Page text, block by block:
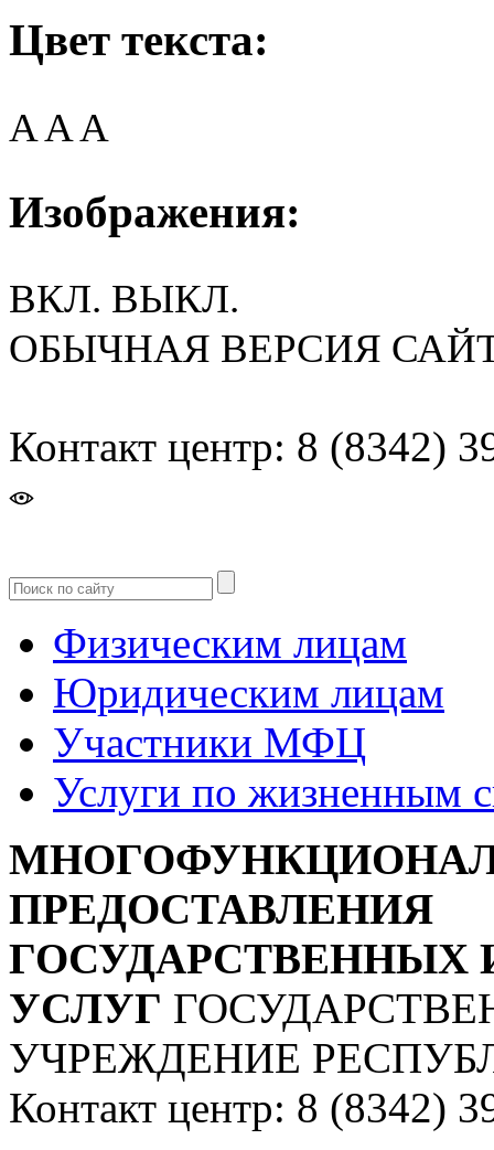
Цвет текста:
AAA
Изображения:
ВКЛ. ВЫКЛ.
ОБЫЧНАЯ ВЕРСИЯ
Контакт центр: 8 (8342)
Физическим лицам
Юридическим лицам
Участники МФЦ
Услуги по жизненным
ПРЕДОСТАВЛЕНИЯ
УСЛУГ
УЧРЕЖДЕНИЕ
Контакт центр: 8 (8342)